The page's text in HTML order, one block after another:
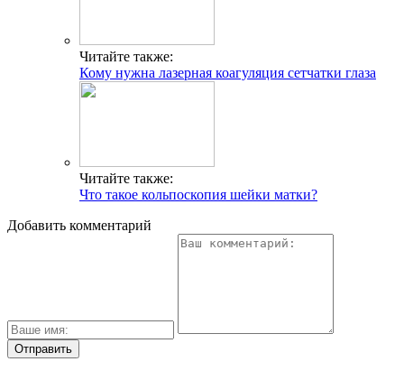
Читайте также:
Кому нужна лазерная коагуляция сетчатки глаза
Читайте также:
Что такое кольпоскопия шейки матки?
Добавить комментарий